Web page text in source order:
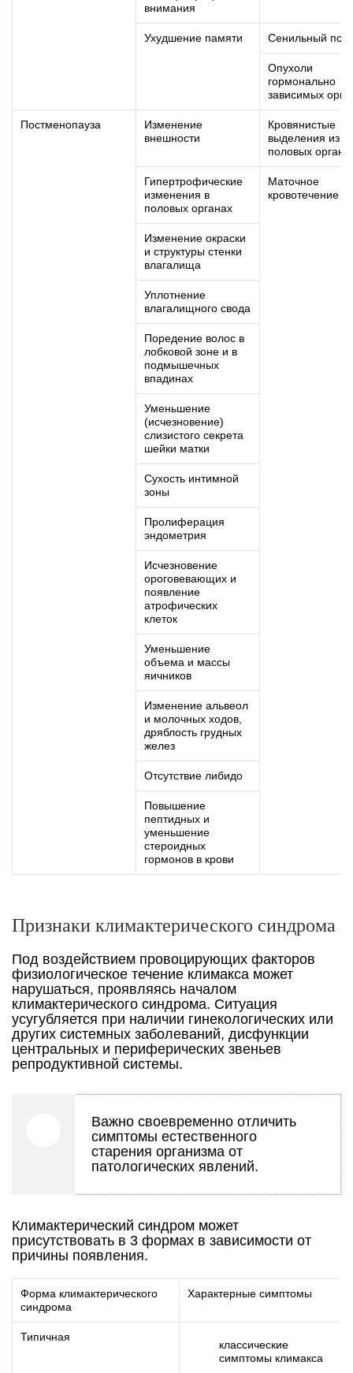
внимания
Ухудшение памяти Сенильный
Опухоли
гормонально
зависимых
Постменопауза
Изменение
внешности
Кровянистые
выделения из
половых
Гипертрофические
изменения в
половых органах
Маточное
кровотечение
Изменение окраски
и структуры стенки
влагалища
Уплотнение
влагалищного свода
Поредение волос в
лобковой зоне и в
подмышечных
впадинах
Уменьшение
(исчезновение)
слизистого секрета
шейки матки
Сухость интимной
зоны
Пролиферация
эндометрия
Исчезновение
ороговевающих и
появление
атрофических
клеток
Уменьшение
объема и массы
яичников
Изменение альвеол
и молочных ходов,
дряблость грудных
желез
Отсутствие либидо
Повышение
пептидных и
уменьшение
стероидных
гормонов в крови
Признаки климактерического синдрома
Под воздействием провоцирующих факторов
физиологическое течение климакса может
нарушаться, проявляясь началом
климактерического синдрома. Ситуация
усугубляется при наличии гинекологических или
других системных заболеваний, дисфункции
центральных и периферических звеньев
репродуктивной системы.
Важно своевременно отличить
симптомы естественного
старения организма от
патологических явлений.
Климактерический синдром может
присутствовать в 3 формах в зависимости от
причины появления.
Форма климактерического
синдрома
Характерные симптомы
Типичная
классические
симптомы климакса